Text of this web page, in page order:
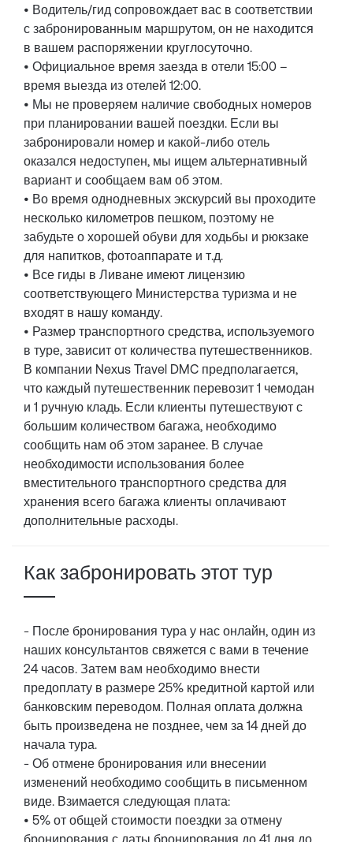
• Водитель/гид сопровождает вас в соответствии
с забронированным маршрутом, он не находится
в вашем распоряжении круглосуточно.
• Официальное время заезда в отели 15:00 –
время выезда из отелей 12:00.
• Мы не проверяем наличие свободных номеров
при планировании вашей поездки. Если вы
забронировали номер и какой-либо отель
оказался недоступен, мы ищем альтернативный
вариант и сообщаем вам об этом.
• Во время однодневных экскурсий вы проходите
несколько километров пешком, поэтому не
забудьте о хорошей обуви для ходьбы и рюкзаке
для напитков, фотоаппарате и т.д.
• Все гиды в Ливане имеют лицензию
соответствующего Министерства туризма и не
входят в нашу команду.
• Размер транспортного средства, используемого
в туре, зависит от количества путешественников.
В компании Nexus Travel DMC предполагается,
что каждый путешественник перевозит 1 чемодан
и 1 ручную кладь. Если клиенты путешествуют с
большим количеством багажа, необходимо
сообщить нам об этом заранее. В случае
необходимости использования более
вместительного транспортного средства для
хранения всего багажа клиенты оплачивают
дополнительные расходы.
Как забронировать этот тур
- После бронирования тура у нас онлайн, один из
наших консультантов свяжется с вами в течение
24 часов. Затем вам необходимо внести
предоплату в размере 25% кредитной картой или
банковским переводом. Полная оплата должна
быть произведена не позднее, чем за 14 дней до
начала тура.
- Об отмене бронирования или внесении
изменений необходимо сообщить в письменном
виде. Взимается следующая плата:
• 5% от общей стоимости поездки за отмену
бронирования с даты бронирования до 41 дня до